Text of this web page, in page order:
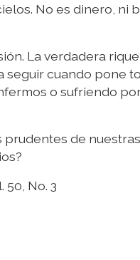
No es dinero, ni
La verdadera
seguir cuando pone
o sufriendo
de
50, No. 3